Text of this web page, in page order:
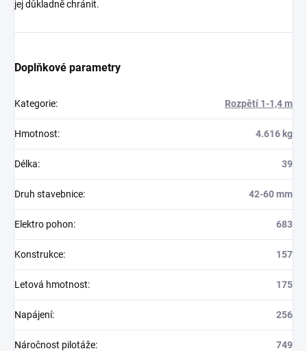
jej důkladně chránit.
Doplňkové parametry
Kategorie: Rozpětí 1-1,4 m
Hmotnost: 4.616 kg
Délka: 39
Druh stavebnice: 42-60 mm
Elektro pohon: 683
Konstrukce: 157
Letová hmotnost: 175
Napájení: 256
Náročnost pilotáže: 749